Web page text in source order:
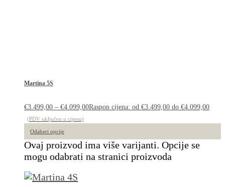
Martina 5S
€3.499,00 – €4.099,00Raspon cijena: od €3.499,00 do €4.099,00
(PDV uključen u cijenu)
Odaberi opcije
Ovaj proizvod ima više varijanti. Opcije se
mogu odabrati na stranici proizvoda